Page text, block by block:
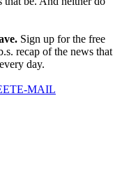
Sign up for the free
recap of the news that
day.
E-MAIL